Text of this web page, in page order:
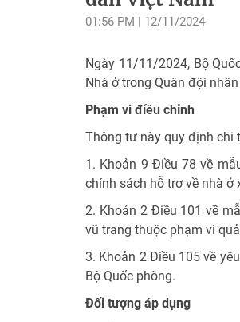
01:56 PM | 12/11/2024
Ngày 11/11/2024, Bộ
Nhà ở trong Quân đội
Phạm vi điều chỉnh
Thông tư này quy định chi
1. Khoản 9 Điều 78 về
chính sách hỗ trợ về nhà ở
2. Khoản 2 Điều 101 về
vũ trang thuộc phạm vi
3. Khoản 2 Điều 105 về
Bộ Quốc phòng.
Đối tượng áp dụng